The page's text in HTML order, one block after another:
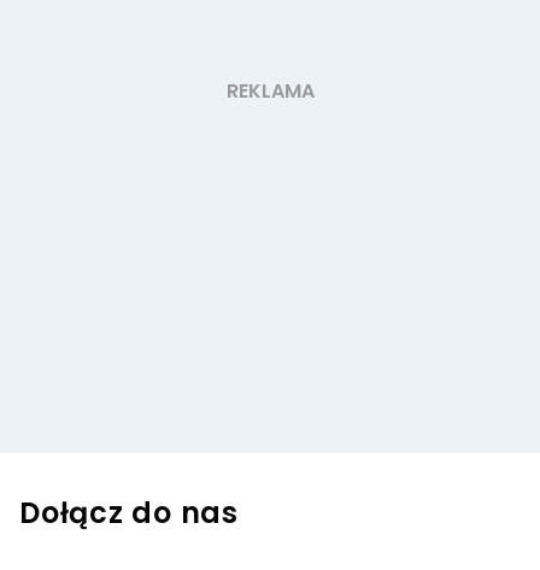
Dołącz do nas